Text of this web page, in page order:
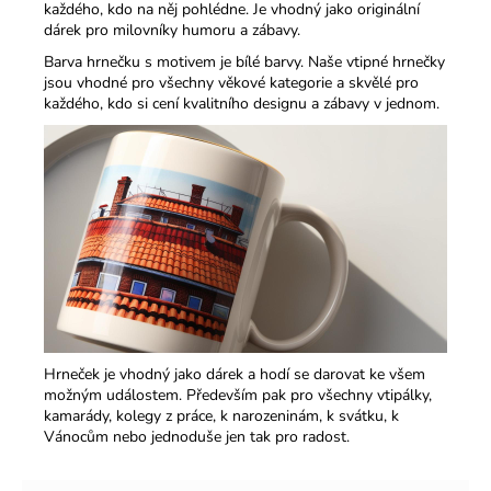
každého, kdo na něj pohlédne. Je vhodný jako originální
dárek pro milovníky humoru a zábavy.​
Barva hrnečku s motivem je bílé barvy. Naše vtipné hrnečky
jsou vhodné pro všechny věkové kategorie a skvělé pro
každého, kdo si cení kvalitního designu a zábavy v jednom.​
Hrneček je vhodný jako dárek a hodí se darovat ke všem
možným událostem. Především pak pro všechny vtipálky,
kamarády, kolegy z práce, k narozeninám, k svátku, k
Vánocům nebo jednoduše jen tak pro radost.